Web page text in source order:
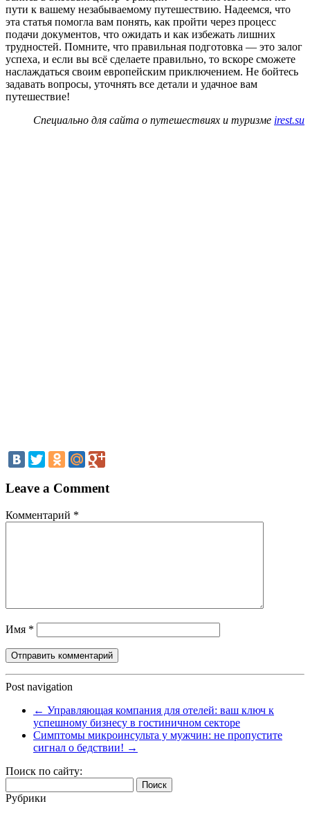
пути к вашему незабываемому путешествию. Надеемся, что
эта статья помогла вам понять, как пройти через процесс
подачи документов, что ожидать и как избежать лишних
трудностей. Помните, что правильная подготовка — это залог
успеха, и если вы всё сделаете правильно, то вскоре сможете
наслаждаться своим европейским приключением. Не бойтесь
задавать вопросы, уточнять все детали и удачное вам
путешествие!
Специально для сайта о путешествиях и туризме irest.su
Leave a Comment
Комментарий *
Имя *
Post navigation
← Управляющая компания для отелей: ваш ключ к
успешному бизнесу в гостиничном секторе
Симптомы микроинсульта у мужчин: не пропустите
сигнал о бедствии! →
Поиск по сайту:
Рубрики